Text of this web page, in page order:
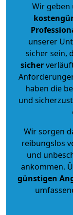
Wir geben
unserer
sicher sein,
sicher
haben die
und
Wir sorgen
reibungslos
und
ankommen.
günstigen